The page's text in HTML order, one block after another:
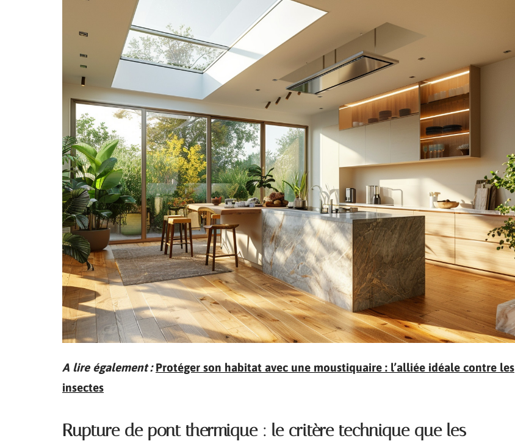
A lire également : Protéger son habitat avec une moustiquaire : l’alliée idéale contre les
insectes
Rupture de pont thermique : le critère technique que les